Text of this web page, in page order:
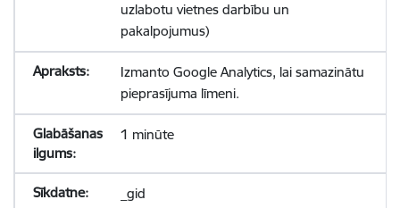
uzlabotu vietnes darbību un
pakalpojumus)
Izmanto Google Analytics, lai samazinātu
pieprasījuma līmeni.
1 minūte
_gid